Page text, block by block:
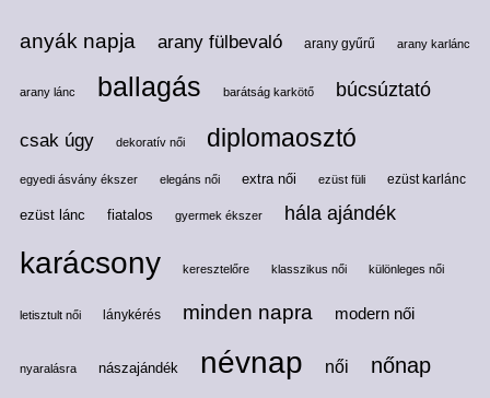
anyák napja arany fülbevaló arany gyűrű arany karlánc
arany lánc ballagás barátság karkötő búcsúztató
csak úgy dekoratív női diplomaosztó
egyedi ásvány ékszer elegáns női extra női ezüst füli ezüst karlánc
ezüst lánc fiatalos gyermek ékszer hála ajándék
karácsony keresztelőre klasszikus női különleges női
letisztult női lánykérés minden napra modern női
nyaralásra nászajándék névnap női nőnap